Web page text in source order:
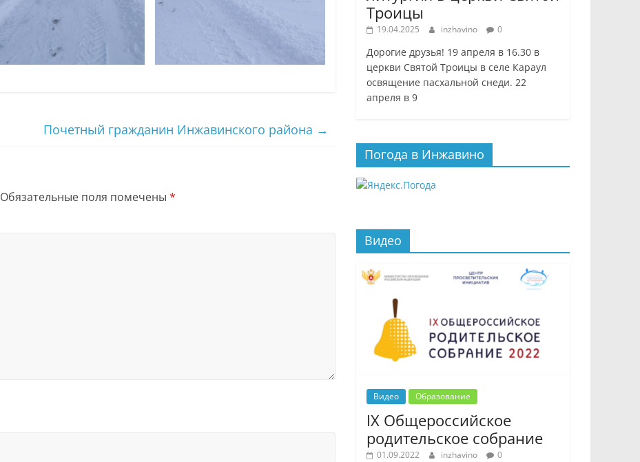
Почетный гражданин Инжавинского района →
Обязательные поля помечены *
Троицы
19.04.2025 inzhavino 0
Дорогие друзья! 19 апреля в 16.30 в
церкви Святой Троицы в селе Караул
освящение пасхальной снеди. 22
апреля в 9
Погода в Инжавино
Видео
Видео Образование
IX Общероссийское
родительское собрание
01.09.2022 inzhavino 0